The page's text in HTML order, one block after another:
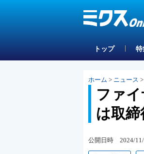
トップ 特
ホーム > ニュース >
ファ
は取
公開日時 2024/11/